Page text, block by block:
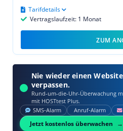
Vertragslaufzeit: 1 Monat
Tarifdetails
ZUM
Nie wieder einen
verpassen.
Rund-um-die-Uhr-Überwachung
mit HOSTtest Plus.
SMS‑Alarm Anruf‑Alarm
Jetzt kostenlos überwachen